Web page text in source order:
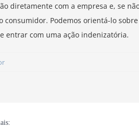
diretamente com a empresa e, se
Podemos orientá-lo
entrar com uma ação indenizatória.